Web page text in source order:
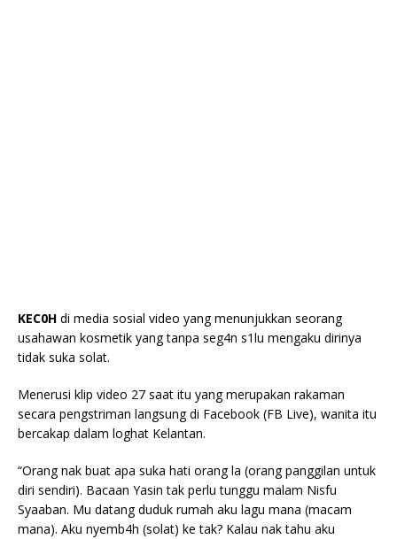
KEC0H di media sosial video yang menunjukkan seorang
usahawan kosmetik yang tanpa seg4n s1lu mengaku dirinya
tidak suka solat.
Menerusi klip video 27 saat itu yang merupakan rakaman
secara pengstriman langsung di Facebook (FB Live), wanita itu
bercakap dalam loghat Kelantan.
“Orang nak buat apa suka hati orang la (orang panggilan untuk
diri sendiri). Bacaan Yasin tak perlu tunggu malam Nisfu
Syaaban. Mu datang duduk rumah aku lagu mana (macam
mana). Aku nyemb4h (solat) ke tak? Kalau nak tahu aku